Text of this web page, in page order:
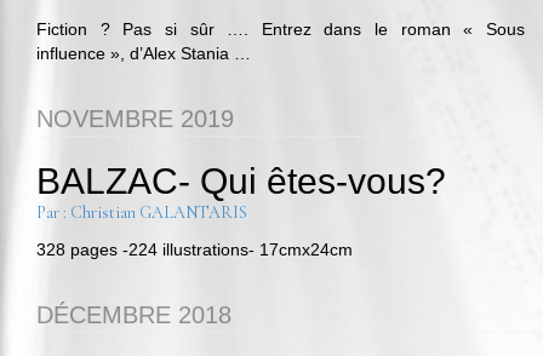
Fiction ? Pas si sûr …. Entrez dans le roman « Sous
influence », d’Alex Stania …
NOVEMBRE 2019
BALZAC- Qui êtes-vous?
Par : Christian GALANTARIS
328 pages -224 illustrations- 17cmx24cm
DÉCEMBRE 2018